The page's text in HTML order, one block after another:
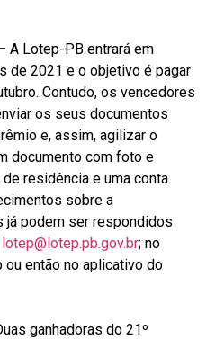
A Lotep-PB entrará em
de 2021 e o objetivo é pagar
Contudo, os vencedores
os seus documentos
e, assim, agilizar o
documento com foto e
residência e uma conta
sobre a
já podem ser respondidos
lotep@lotep.pb.gov.br; no
então no aplicativo do
ganhadoras do 21º